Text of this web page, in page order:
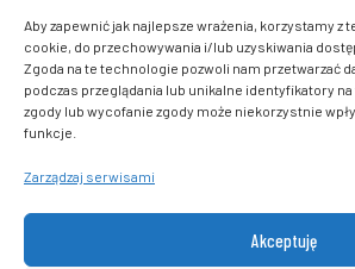
Aby zapewnić jak najlepsze wrażenia, korzystamy z
cookie, do przechowywania i/lub uzyskiwania
Zgoda na te technologie pozwoli nam przetwarzać
podczas przeglądania lub unikalne identyfikatory
zgody lub wycofanie zgody może niekorzystnie
funkcje.
Zarządzaj serwisami
Akceptuję
b
o
o
k
b
e
g
r
a
m